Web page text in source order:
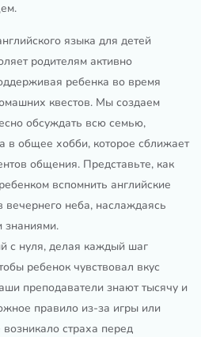
языка для детей
родителям активно
ребенка во время
квестов. Мы создаем
обсуждать всю семью,
в общее хобби, которое сближает
общения. Представьте, как
вспомнить английские
вечернего неба, наслаждаясь
с нуля, делая каждый шаг
ребенок чувствовал вкус
преподаватели знают тысячу и
правило из-за игры или
страха перед